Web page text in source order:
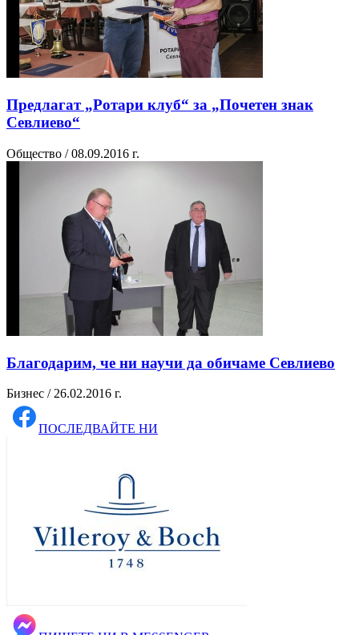
Предлагат „Ротари клуб“ за „Почетен знак
Севлиево“
Общество / 08.09.2016 г.
Благодарим, че ни научи да обичаме Севлиево
Бизнес / 26.02.2016 г.
ПОСЛЕДВАЙТЕ НИ